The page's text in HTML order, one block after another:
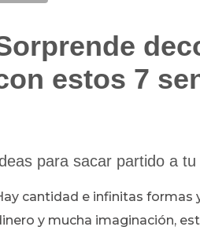
estos 7
para sacar partido a
cantidad e infinitas formas
y mucha imaginación,